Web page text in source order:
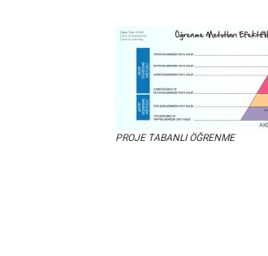
PROJE TABANLI ÖĞRENME